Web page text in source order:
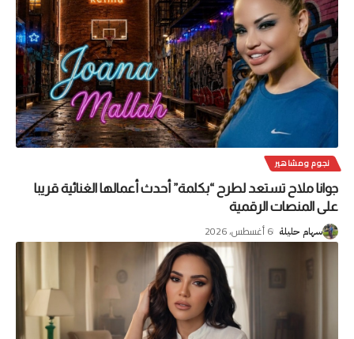
نجوم ومشاهير
جوانا ملاح تستعد لطرح “بكلمة” أحدث أعمالها الغنائية قريبا
على المنصات الرقمية
سهام حليلة 6 أغسطس، 2026